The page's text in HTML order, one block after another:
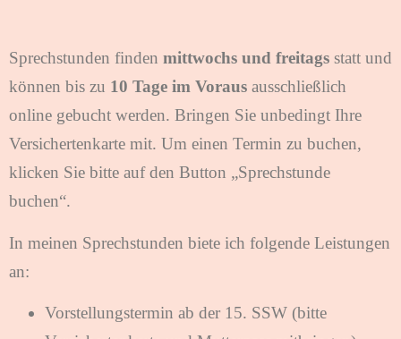
Sprechstunden finden mittwochs und freitags statt und
können bis zu 10 Tage im Voraus ausschließlich
online gebucht werden. Bringen Sie unbedingt Ihre
Versichertenkarte mit. Um einen Termin zu buchen,
klicken Sie bitte auf den Button „Sprechstunde
buchen“.
In meinen Sprechstunden biete ich folgende Leistungen
an:
Vorstellungstermin ab der 15. SSW (bitte